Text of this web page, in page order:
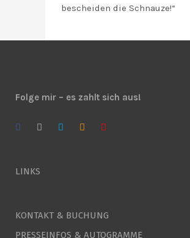
bescheiden die Schnauze!“
Folge mir – es zahlt sich aus!
LINKS
KONTAKT & BUCHUNG
PRESSEINFOS & AUTOGRAMME